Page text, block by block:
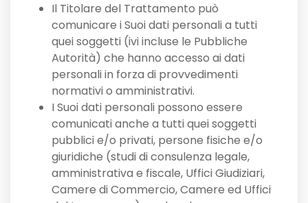
Il Titolare del Trattamento può
comunicare i Suoi dati personali a tutti
quei soggetti (ivi incluse le Pubbliche
Autorità) che hanno accesso ai dati
personali in forza di provvedimenti
normativi o amministrativi.
I Suoi dati personali possono essere
comunicati anche a tutti quei soggetti
pubblici e/o privati, persone fisiche e/o
giuridiche (studi di consulenza legale,
amministrativa e fiscale, Uffici Giudiziari,
Camere di Commercio, Camere ed Uffici